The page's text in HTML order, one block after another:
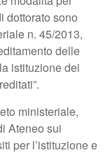
dottorato sono
n. 45/2013,
delle
istituzione dei
ministeriale,
Ateneo sui
per l’istituzione e